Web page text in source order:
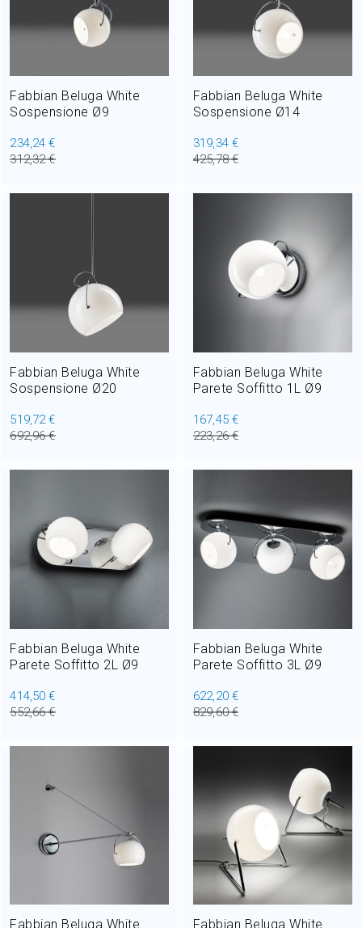
Fabbian Beluga White
Sospensione Ø9
234,24 €
312,32 €
Fabbian Beluga White
Sospensione Ø14
319,34 €
425,78 €
Fabbian Beluga White
Sospensione Ø20
519,72 €
692,96 €
Fabbian Beluga White
Parete Soffitto 1L Ø9
167,45 €
223,26 €
Fabbian Beluga White
Parete Soffitto 2L Ø9
414,50 €
552,66 €
Fabbian Beluga White
Parete Soffitto 3L Ø9
622,20 €
829,60 €
Fabbian Beluga White Fabbian Beluga White